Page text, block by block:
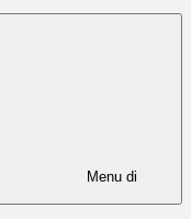
Menu di